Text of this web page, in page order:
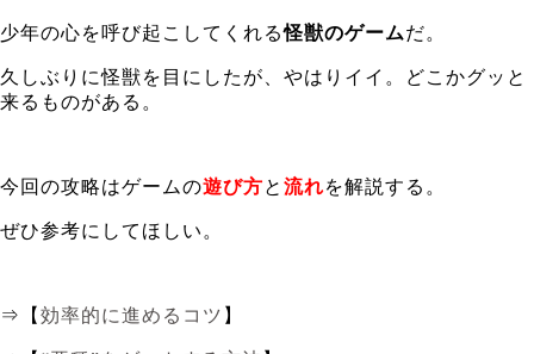
少年の心を呼び起こしてくれる怪獣のゲームだ。
久しぶりに怪獣を目にしたが、やはりイイ。どこかグッと
来るものがある。
今回の攻略はゲームの遊び方と 流れを解説する。
ぜひ参考にしてほしい。
⇒【 効率的に進めるコツ 】